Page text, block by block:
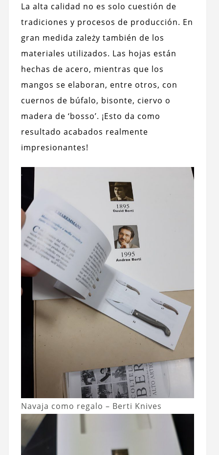
La alta calidad no es solo cuestión de
tradiciones y procesos de producción. En
gran medida zależy también de los
materiales utilizados. Las hojas están
hechas de acero, mientras que los
mangos se elaboran, entre otros, con
cuernos de búfalo, bisonte, ciervo o
madera de ‘bosso’. ¡Esto da como
resultado acabados realmente
impresionantes!
Navaja como regalo – Berti Knives